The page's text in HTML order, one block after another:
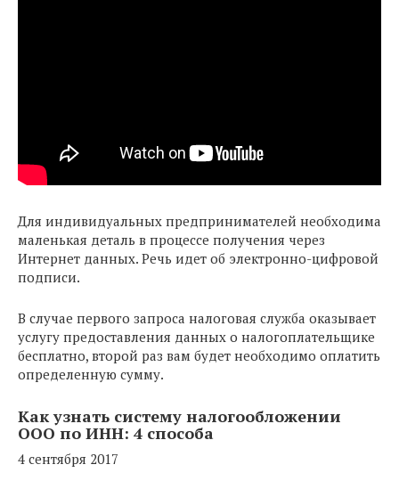
Для индивидуальных предпринимателей необходима
маленькая деталь в процессе получения через
Интернет данных. Речь идет об электронно-цифровой
подписи.
В случае первого запроса налоговая служба оказывает
услугу предоставления данных о налогоплательщике
бесплатно, второй раз вам будет необходимо оплатить
определенную сумму.
Как узнать систему налогообложении
ООО по ИНН: 4 способа
4 сентября 2017